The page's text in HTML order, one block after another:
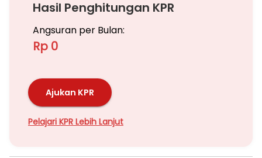
Hasil Penghitungan KPR
Angsuran per Bulan:
Rp 0
Ajukan KPR
Pelajari KPR Lebih Lanjut